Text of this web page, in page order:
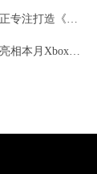
先别等《蜘蛛侠3》！失眠组称：正专注打造《金刚狼》
曝《帝国时代5》正在开发中！或亮相本月Xbox直面会